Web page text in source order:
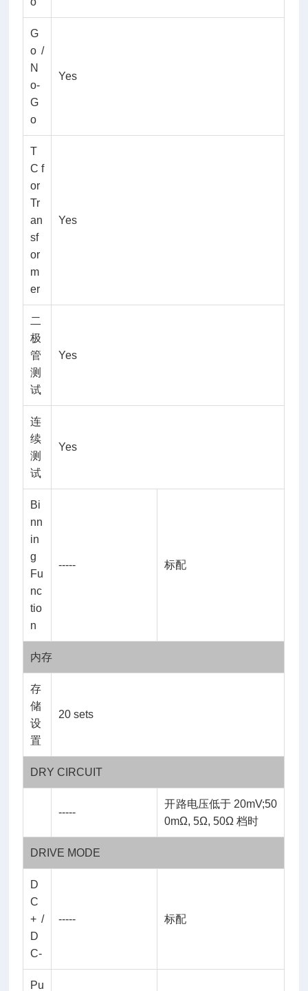
G
o /
N
o-
G
o
Yes
T
C f
or
Tr
an
sf
or
m
er
Yes
二
极
管
测
试
Yes
连
续
测
试
Yes
Bi
nn
in
g
Fu
nc
tio
n
----- 标配
内存
存
储
设
置
20 sets
DRY CIRCUIT
-----
开路电压低于 20mV;50
0mΩ, 5Ω, 50Ω 档时
DRIVE MODE
D
C
+ /
D
C-
----- 标配
Pu